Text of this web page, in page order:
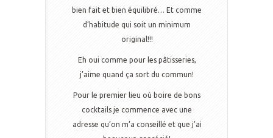
bien fait et bien équilibré… Et comme
d’habitude qui soit un minimum
original!!!
Eh oui comme pour les pâtisseries,
j’aime quand ça sort du commun!
Pour le premier lieu où boire de bons
cocktails je commence avec une
adresse qu’on m’a conseillé et que j’ai